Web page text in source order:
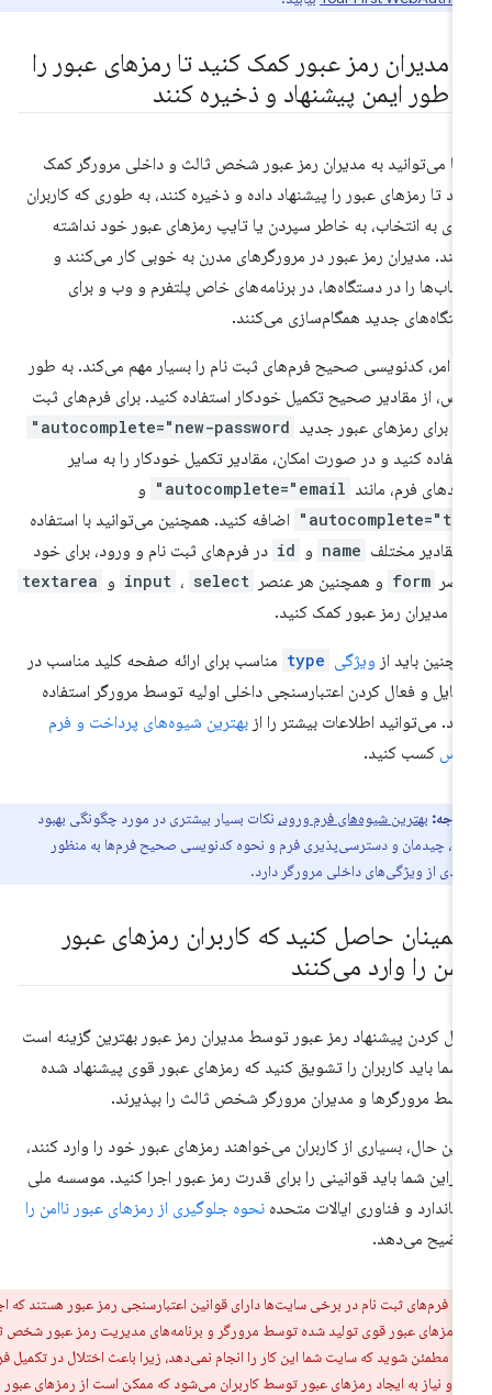
مدیران رمز عبور کمک کنید تا رمزهای عبور را
طور ایمن پیشنهاد و ذخیره کنند
می‌توانید به مدیران رمز عبور شخص ثالث و داخلی مرورگر کمک
تا رمزهای عبور را پیشنهاد داده و ذخیره کنند، به طوری که کاربران
به انتخاب، به خاطر سپردن یا تایپ رمزهای عبور خود نداشته
مدیران رمز عبور در مرورگرهای مدرن به خوبی کار می‌کنند و
را در دستگاه‌ها، در برنامه‌های خاص پلتفرم و وب و برای
جدید همگام‌سازی می‌کنند.
امر، کدنویسی صحیح فرم‌های ثبت نام را بسیار مهم می‌کند. به طور
از مقادیر صحیح تکمیل خودکار استفاده کنید. برای فرم‌های ثبت
برای رمزهای عبور جدید autocomplete="new-password"
کنید و در صورت امکان، مقادیر تکمیل خودکار را به سایر
فرم، مانند autocomplete="email" و
اضافه کنید. همچنین می‌توانید با استفاده
مقادیر مختلف name و id در فرم‌های ثبت نام و ورود، برای خود
form و همچنین هر عنصر input ، select و textarea
مدیران رمز عبور کمک کنید.
باید ازویژگی type مناسب برای ارائه صفحه کلید مناسب در
و فعال کردن اعتبارسنجی داخلی اولیه توسط مرورگر استفاده
می‌توانید اطلاعات بیشتر را ازبهترین شیوه‌های پرداخت و فرم
کسب کنید.
بهترین شیوه‌های فرم ورود،نکات بسیار بیشتری در مورد چگونگی بهبود
چیدمان و دسترسی‌پذیری فرم و نحوه کدنویسی صحیح فرم‌ها به منظور
از ویژگی‌های داخلی مرورگر دارد.
حاصل کنید که کاربران رمزهای عبور
را وارد می‌کنند
کردن پیشنهاد رمز عبور توسط مدیران رمز عبور بهترین گزینه است
باید کاربران را تشویق کنید که رمزهای عبور قوی پیشنهاد شده
مرورگرها و مدیران مرورگر شخص ثالث را بپذیرند.
این حال، بسیاری از کاربران می‌خواهند رمزهای عبور خود را وارد کنند،
شما باید قوانینی را برای قدرت رمز عبور اجرا کنید. موسسه ملی
و فناوری ایالات متحدهنحوه جلوگیری از رمزهای عبور ناامن را
می‌دهد.
فرم‌های ثبت نام در برخی سایت‌ها دارای قوانین اعتبارسنجی رمز عبور هستند که اجازه
رمزهای عبور قوی تولید شده توسط مرورگر و برنامه‌های مدیریت رمز عبور شخص ثالث
مطمئن شوید که سایت شما این کار را انجام نمی‌دهد، زیرا باعث اختلال در تکمیل فرم،
و نیاز به ایجاد رمزهای عبور توسط کاربران می‌شود که ممکن است از رمزهای عبور